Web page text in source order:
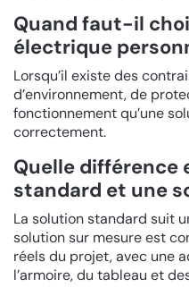
Quand faut-il
électrique
Lorsqu’il existe des
d’environnement, de
fonctionnement qu’une
correctement.
Quelle différence
standard et une
La solution standard suit
solution sur mesure est
réels du projet, avec une
l’armoire, du tableau et